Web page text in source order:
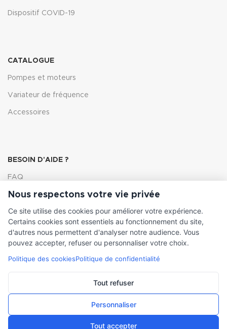
Dispositif COVID-19
CATALOGUE
Pompes et moteurs
Variateur de fréquence
Accessoires
BESOIN D'AIDE ?
FAQ
Lexique
Comment choisir ma pompe
INFORMATIONS LÉGALES
Mentions légales
Nous respectons votre vie privée
Ce site utilise des cookies pour améliorer votre expérience.
Certains cookies sont essentiels au fonctionnement du site,
d'autres nous permettent d'analyser notre audience. Vous
pouvez accepter, refuser ou personnaliser votre choix.
Politique des cookiesPolitique de confidentialité
Tout refuser
Personnaliser
Tout accepter